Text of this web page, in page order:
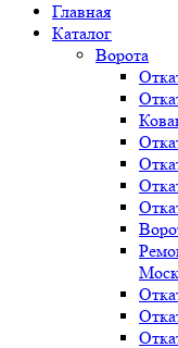
Главная
Каталог
Ворота